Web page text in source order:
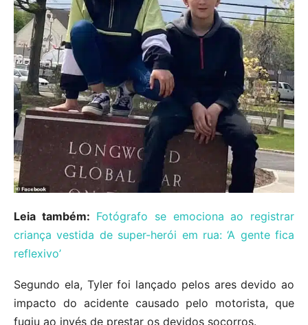
Leia também: Fotógrafo se emociona ao registrar
criança vestida de super-herói em rua: ‘A gente fica
reflexivo’
Segundo ela, Tyler foi lançado pelos ares devido ao
impacto do acidente causado pelo motorista, que
fugiu ao invés de prestar os devidos socorros.